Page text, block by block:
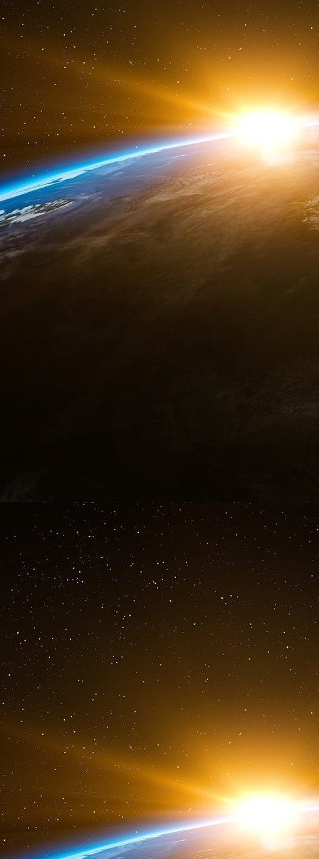
avec l’ancien responsable du FMI en Ukraine,
Pinchuk est le fondateur de la Fondation
offshore pour acheminer plus de 29 millions
les transferts les plus importants ayant eu
Bien qu’étant l’un des pays les plus pauvres
de la Fondation Clinton de 1999 à 2014,
sa femme - la fille de l’ancien président
faire des dons aux organisations caritatives
à M. Clinton par Doug Schoen, un sondeur
« Le magnat ukrainien de l’acier Victor
et 25 millions de dollars », a écrit The
nombreux témoignages, à demander de
d’État. »
Vasily Prozorov
Le FMI modifie ses règles pour
• Le FMI modifie in extremis son règlement
Asphyxiée, l’Ukraine de Petro Porochenko
cette dette de 3 milliards de dollars qu’elle
techniquement, au 20 décembre, le
normalement, le FMI n’a pas le droit
en situation de défaut. Mais depuis ce
précisément modifié cette partie de son
du FMI (composé de 188 États membres,
règle actuelle sur le refus d’arriérés de
ndlr) », a déclaré le porte-parole du FMI